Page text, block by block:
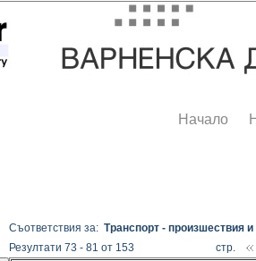
Начало
Съответствия за:Транспорт - произшествия
Резултати 73 - 81 от 153
стр.